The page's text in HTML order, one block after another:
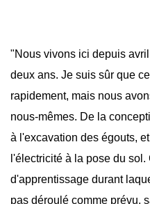
"Nous vivons ici depuis
deux ans. Je suis sûr que
rapidement, mais nous
nous-mêmes. De la
à l'excavation des égouts,
l'électricité à la pose du
d'apprentissage durant
pas déroulé comme prévu,